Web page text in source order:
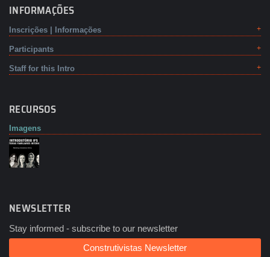
INFORMAÇÕES
Inscrições | Informações
Participants
Staff for this Intro
RECURSOS
Imagens
NEWSLETTER
Stay informed - subscribe to our newsletter
Construtivistas Newsletter